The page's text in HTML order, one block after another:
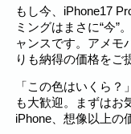
もし今、iPhone17
ミングはまさに“今”
ャンスです。アメモ
りも納得の価格をご
「この色はいくら
も大歓迎。まずはお
iPhone、想像以上の